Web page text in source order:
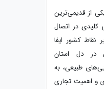
از قدیمی‌ترین
کلیدی در اتصال
نقاط کشور ایفا
در دل استان
طبیعی، به
و اهمیت تجاری